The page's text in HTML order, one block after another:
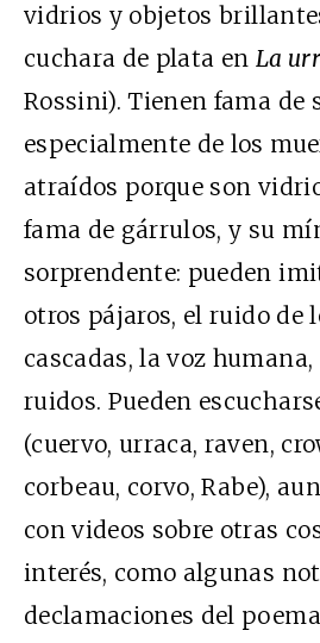
vidrios y objetos
cuchara de plata en La
Rossini). Tienen fama de
especialmente de los
atraídos porque son
fama de gárrulos, y su
sorprendente: pueden
otros pájaros, el ruido de
cascadas, la voz
ruidos. Pueden
(cuervo, urraca, raven,
corbeau, corvo, Rabe),
con videos sobre otras
interés, como algunas
declamaciones del